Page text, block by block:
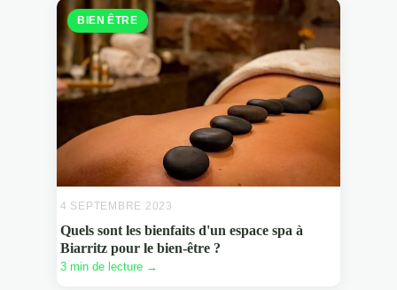
BIEN ÊTRE
4 SEPTEMBRE 2023
Quels sont les bienfaits d'un espace spa à
Biarritz pour le bien-être ?
3 min de lecture →